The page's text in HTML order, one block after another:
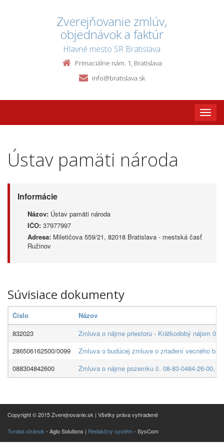
Zverejňovanie zmlúv,
objednávok a faktúr
Hlavné mesto SR Bratislava
Primaciálne nám. 1, Bratislava
info@bratislava.sk
Toggle
Ústav pamäti národa
Informácie
Názov: Ústav pamäti národa
IČO: 37977997
Adresa: Miletičova 559/21, 82018 Bratislava - mestská časť
Ružinov
Súvisiace dokumenty
Číslo
Názov
832023
Zmluva o nájme priestoru - Krátkodobý nájom
286506162500/0099
Zmluva o budúcej zmluve o zriadení vecného
088304842600
Zmluva o nájme pozemku č. 08-83-0484-26-00,
Copyright © 2015 Zverejnovanie.sk | Všetky práva vyhradené
Tvroba stránok - Aglo Solutions | Redakčný systém- SysCom